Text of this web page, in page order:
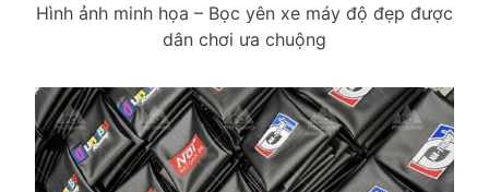
Hình ảnh minh họa – Bọc yên xe máy độ đẹp được
dân chơi ưa chuộng